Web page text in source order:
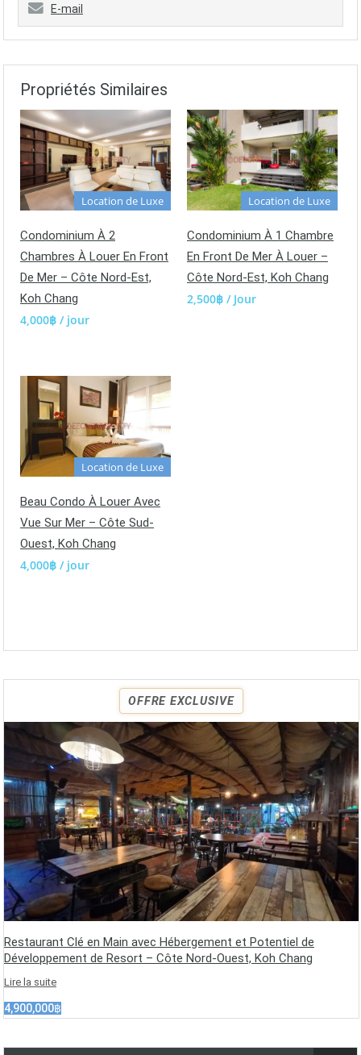
E-mail
Propriétés Similaires
Location de Luxe
Condominium À 2
Chambres À Louer En Front
De Mer – Côte Nord-Est,
Koh Chang
4,000฿ / jour
Location de Luxe
Condominium À 1 Chambre
En Front De Mer À Louer –
Côte Nord-Est, Koh Chang
2,500฿ / Jour
Location de Luxe
Beau Condo À Louer Avec
Vue Sur Mer – Côte Sud-
Ouest, Koh Chang
4,000฿ / jour
OFFRE EXCLUSIVE
Restaurant Clé en Main avec Hébergement et Potentiel de
Développement de Resort – Côte Nord-Ouest, Koh Chang
Lire la suite
4,900,000฿